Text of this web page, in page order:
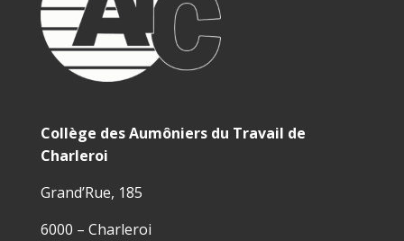
Collège des Aumôniers du Travail de
Charleroi
Grand’Rue, 185
6000 – Charleroi